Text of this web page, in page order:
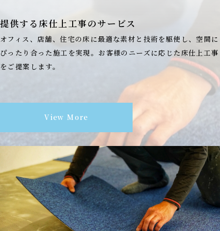
提供する床仕上工事のサービス
オフィス、店舗、住宅の床に最適な素材と技術を駆使し、空間に
ぴったり合った施工を実現。お客様のニーズに応じた床仕上工事
をご提案します。
View More